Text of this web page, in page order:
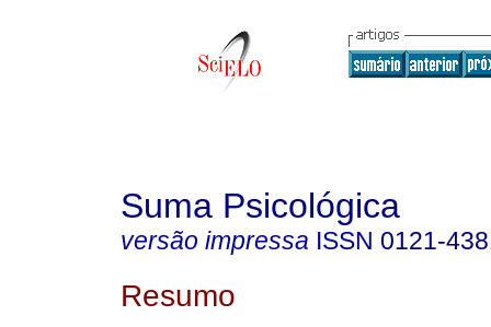
Suma Psicológica
versão impressa ISSN 0121-
Resumo